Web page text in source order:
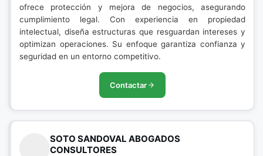
ofrece protección y mejora de negocios, asegurando
cumplimiento legal. Con experiencia en propiedad
intelectual, diseña estructuras que resguardan intereses y
optimizan operaciones. Su enfoque garantiza confianza y
seguridad en un entorno competitivo.
Contactar
SOTO SANDOVAL ABOGADOS
CONSULTORES